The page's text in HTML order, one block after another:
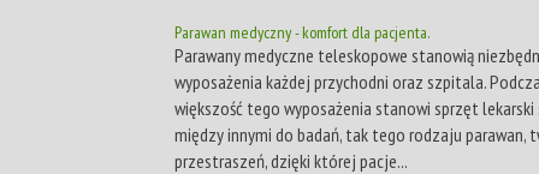
Parawan medyczny - komfort dla pacjenta.
Parawany medyczne teleskopowe stanowią
wyposażenia każdej przychodni oraz szpitala.
większość tego wyposażenia stanowi sprzęt lekarski
między innymi do badań, tak tego rodzaju parawan,
przestraszeń, dzięki której pacje...